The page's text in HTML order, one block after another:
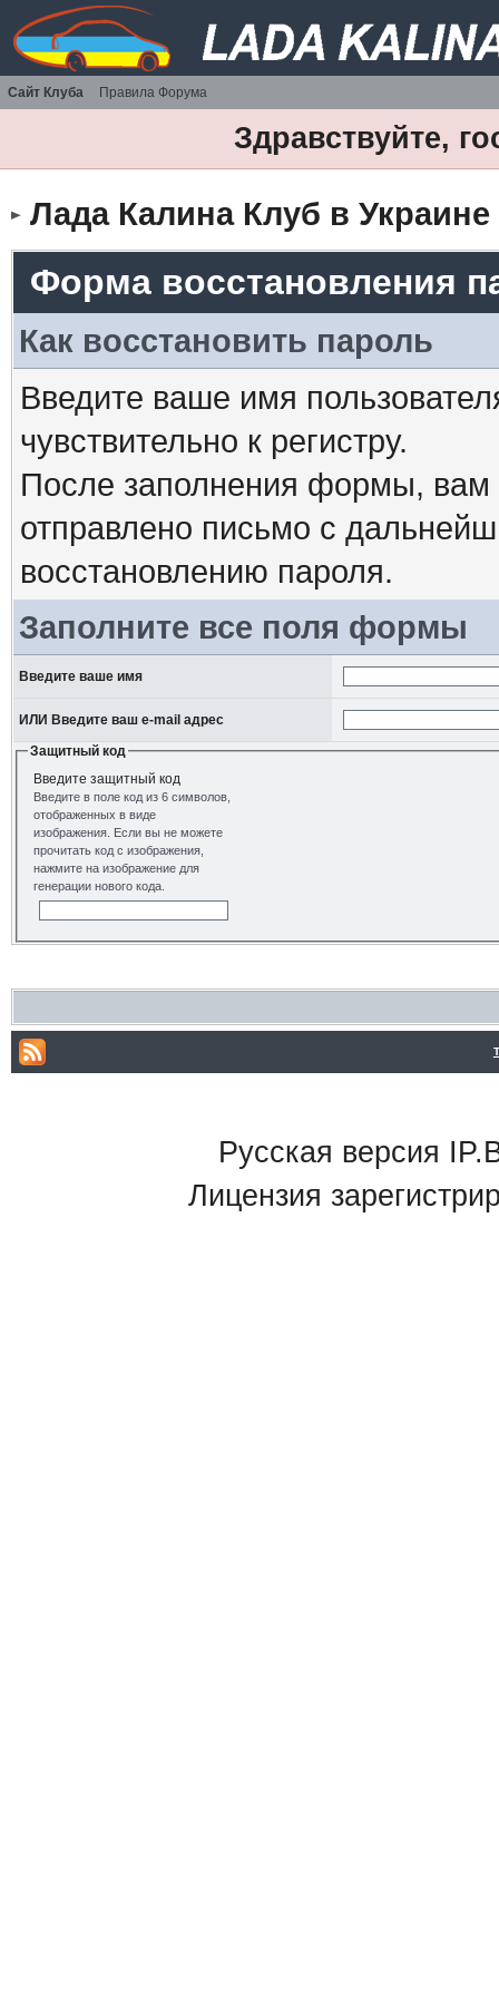
Сайт Клуба Правила Форума
Здравствуйте,
Лада Калина Клуб в Украине
Форма восстановления
Как восстановить пароль
Введите ваше имя
чувствительно к регистру.
После заполнения формы, вам
отправлено письмо с
восстановлению пароля.
Заполните все поля формы
Введите ваше имя
ИЛИ Введите ваш e-mail адрес
Защитный код
Введите защитный код
Введите в поле код из 6 символов,
отображенных в виде
изображения. Если вы не можете
прочитать код с изображения,
нажмите на изображение для
генерации нового кода.
Русская версия
Лицензия